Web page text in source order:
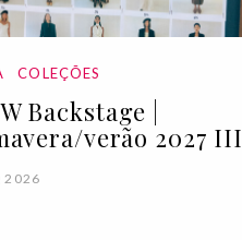
COLEÇÕES
Backstage |
verão 2027 III
2026